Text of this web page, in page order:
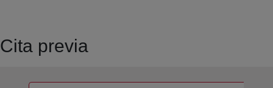
Cita previa